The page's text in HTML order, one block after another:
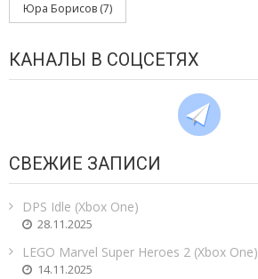
Юра Борисов (7)
КАНАЛЫ В СОЦСЕТЯХ
СВЕЖИЕ ЗАПИСИ
DPS Idle (Xbox One)
28.11.2025
LEGO Marvel Super Heroes 2 (Xbox One)
14.11.2025